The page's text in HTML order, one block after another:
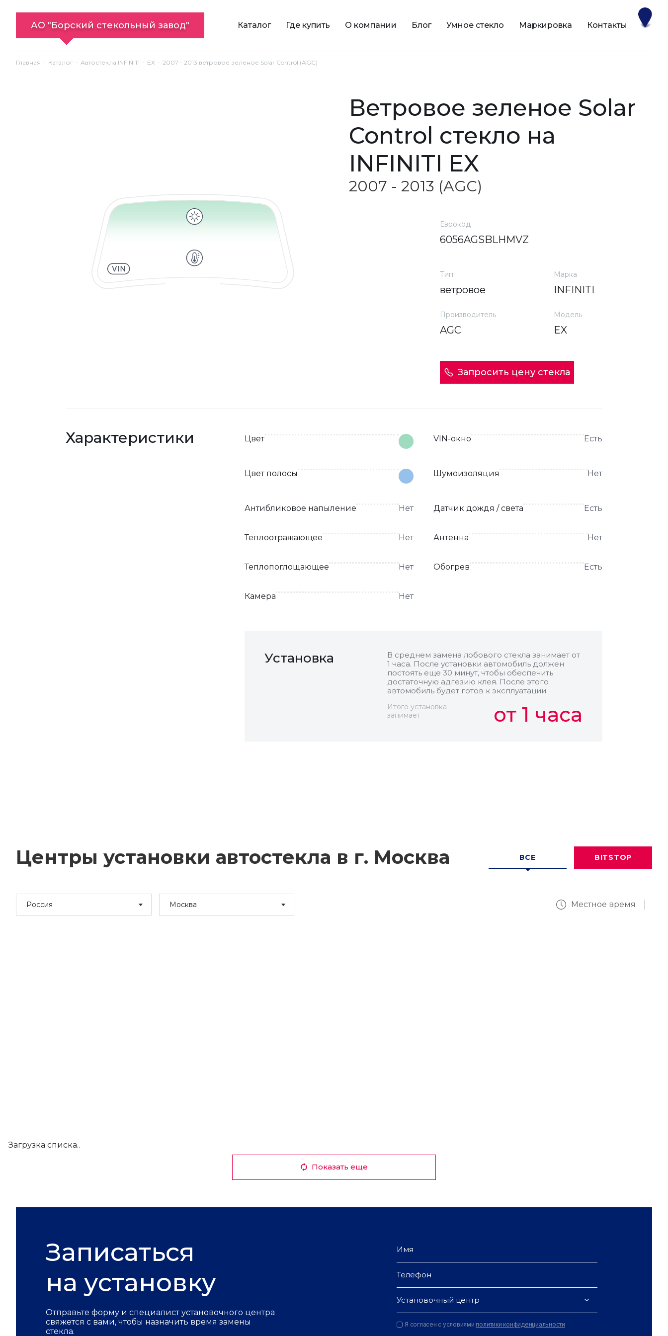
АО "Борский стекольный завод" Каталог Где купить О компании Блог Умное стекло Маркировка Контакты
Главная Каталог Автостекла INFINITI EX 2007 - 2013 ветровое зеленое Solar Control (AGC)
ветровое зеленое Solar
Control стекло на
INFINITI EX
2007 - 2013 (AGC)
Еврокод
6056AGSBLHMVZ
Тип
ветровое
Марка
INFINITI
Производитель
AGC
Модель
EX
Запросить цену стекла
Характеристики Цвет VIN-окно Есть
Цвет полосы Шумоизоляция Нет
Антибликовое напыление Нет Датчик дождя / света Есть
Теплоотражающее Нет Антенна Нет
Теплопоглощающее Нет Обогрев Есть
Камера Нет
Установка
В среднем замена лобового стекла занимает от
1 часа. После установки автомобиль должен
постоять еще 30 минут, чтобы обеспечить
достаточную адгезию клея. После этого
автомобиль будет готов к эксплуатации.
Итого установка
занимает
от 1 часа
Центры установки автостекла в г. Москва ВСЕ BITSTOP
Россия Москва Местное время
Загрузка списка..
Показать еще
Записаться
на установку
Отправьте форму и специалист установочного центра
свяжется с вами, чтобы назначить время замены
стекла.
Установочный центр
Я согласен с условиями политики конфиденциальности